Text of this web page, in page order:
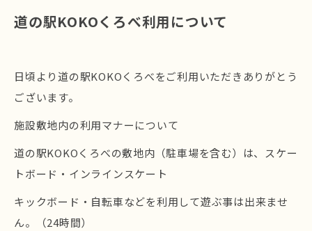
道の駅KOKOくろべ利用について
日頃より道の駅KOKOくろべをご利用いただきありがとう
ございます。
施設敷地内の利用マナーについて
道の駅KOKOくろべの敷地内（駐車場を含む）は、スケー
トボード・インラインスケート
キックボード・自転車などを利用して遊ぶ事は出来ませ
ん。（24時間）